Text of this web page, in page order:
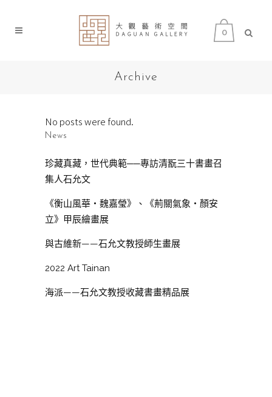
0
Archive
No posts were found.
News
珍藏真藏，世代典範──專訪清翫三十書畫召
集人石允文
《衡山風華・魏嘉瑩》、《荊關氣象・顏安
立》甲辰繪畫展
與古維新——石允文教授師生畫展
2022 Art Tainan
海派——石允文教授收藏書畫精品展